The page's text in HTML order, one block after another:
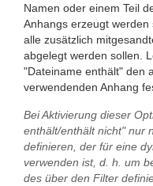
Namen oder einem Teil
Anhangs erzeugt
alle zusätzlich
abgelegt werden sollen.
"Dateiname enthält" den
verwendenden Anhang
Bei Aktivierung dieser
enthält/enthält nicht" nur
definieren, der für eine
verwenden ist, d. h. um
des über den Filter